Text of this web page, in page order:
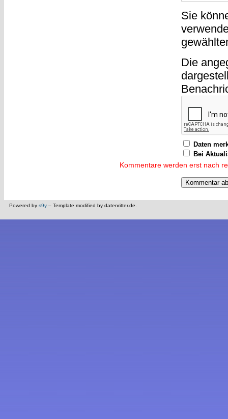
Sie
Die
Daten
Bei
Kommentare werden erst nach
Powered by s9y – Template modified by datenritter.de.